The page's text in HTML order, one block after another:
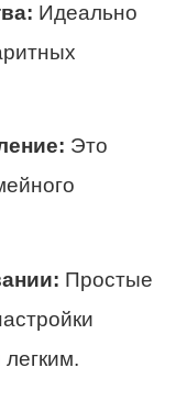
Идеально
Это
Простые